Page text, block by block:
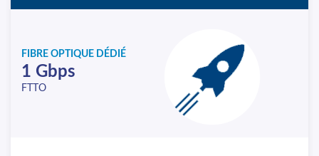
FIBRE OPTIQUE DÉDIÉ
1 Gbps
FTTO